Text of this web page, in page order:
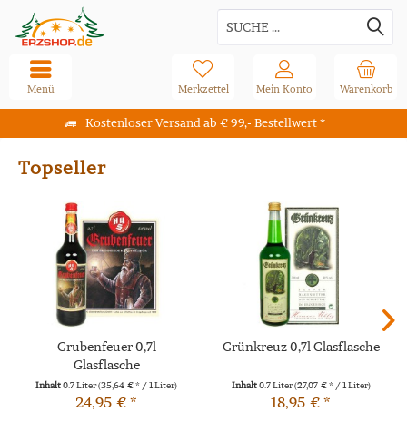
Kostenloser Versand ab € 99,- Bestellwert *
Warenkorb
Merkzettel Mein Konto
Menü
Topseller
Grubenfeuer 0,7l
Glasflasche
Inhalt0.7 Liter(35,64 € * / 1 Liter)
24,95 € *
Grünkreuz 0,7l Glasflasche
Inhalt0.7 Liter(27,07 € * / 1 Liter)
18,95 € *